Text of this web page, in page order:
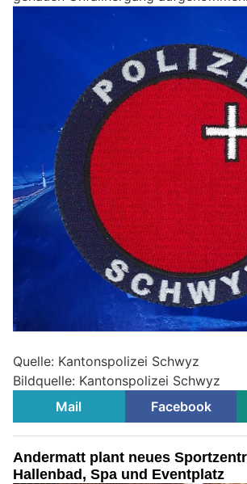
Quelle: Kantonspolizei Schwyz
Bildquelle: Kantonspolizei Schwyz
Mail
Facebook
Andermatt plant neues
Hallenbad, Spa und Eventplatz